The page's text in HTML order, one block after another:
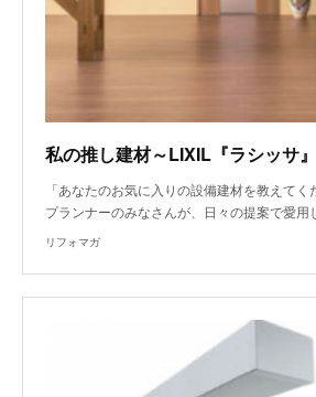
「あなたのお気に入りの設備建材を教えてく
プランナーのみなさんが、日々の提案で愛
リフォマガ